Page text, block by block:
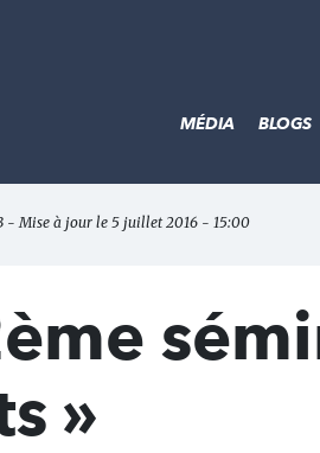
MÉDIA BLOGS
- Mise à jour le 5 juillet 2016 - 15:00
»